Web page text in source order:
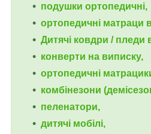
подушки ортопедичні,
ортопедичні матраци
Дитячі ковдри / пледи
конверти на виписку,
ортопедичні
комбінезони
пеленатори,
дитячі мобілі,